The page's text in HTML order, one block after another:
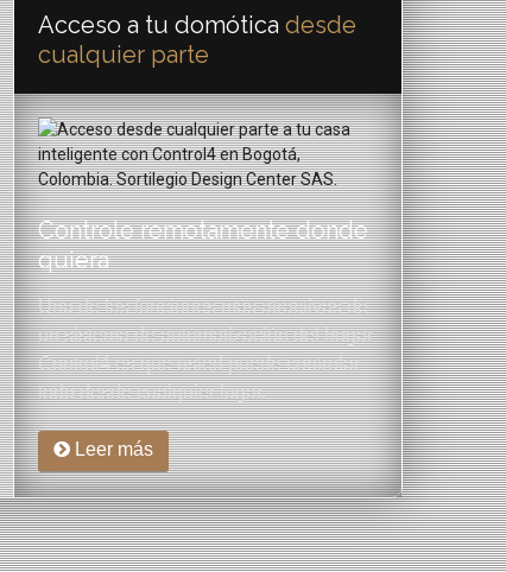
Acceso a tu domóticadesde
cualquier parte
Controle remotamente donde
quiera
Una de las funciones más atractivas de
un sistema de automatización del hogar
Control4 es que usted puede controlar
todo desde cualquier lugar.
Leer más